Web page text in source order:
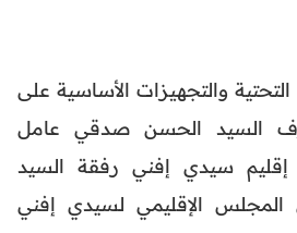
والتجهيزات الأساسية على
السيد الحسن صدقي عامل
سيدي إفني رفقة السيد
الإقليمي لسيدي إفني